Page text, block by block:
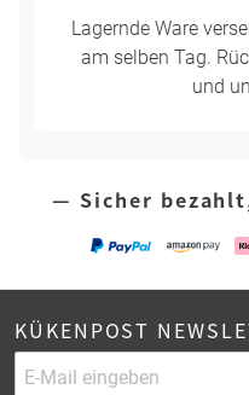
Lagernde Ware
am selben Tag.
und
— Sicher
KÜKENPOST